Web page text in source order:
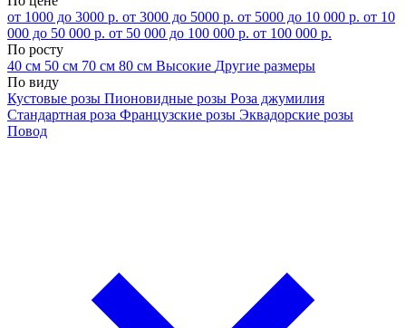
от 1000 до 3000 р. от 3000 до 5000 р. от 5000 до 10 000 р. от 10
000 до 50 000 р. от 50 000 до 100 000 р. от 100 000 р.
По росту
40 см 50 см 70 см 80 см Высокие Другие размеры
По виду
Кустовые розы Пионовидные розы Роза джумилия
Стандартная роза Французские розы Эквадорские розы
Повод